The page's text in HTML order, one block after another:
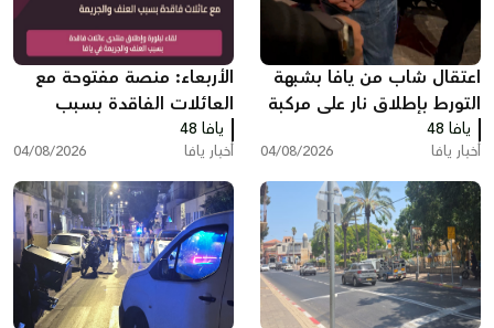
اعتقال شاب من يافا بشبهة
التورط بإطلاق نار على مركبة
مركونة
يافا 48
أخبار يافا 04/08/2026
الأربعاء: منصة مفتوحة مع
العائلات الفاقدة بسبب
العنف والجريمة في يافا
يافا 48
أخبار يافا 04/08/2026